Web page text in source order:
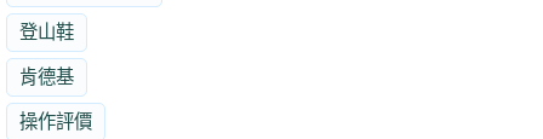
登山鞋
肯德基
操作評價